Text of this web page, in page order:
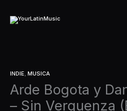
contenido
INDIE, MUSICA
Arde Bogota y
– Sin Verguenza
Bogota
Dani
Fernandez
Fernandez
-
quantity